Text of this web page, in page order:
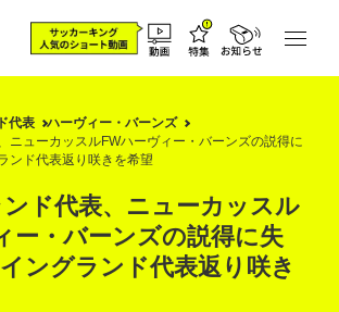
代表
ハーヴィー・バーンズ
ニューカッスルFWハーヴィー・バーンズの説得に
ンド代表返り咲きを希望
ド代表、ニューカッスル
ー・バーンズの説得に失
ングランド代表返り咲き